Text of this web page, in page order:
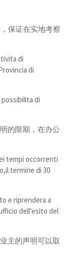
保证在实地考察
di
di
di
的限期，在办公
tempi occorrenti
termine di 30
e riprendera a
dell'esito del
主的声明可以取